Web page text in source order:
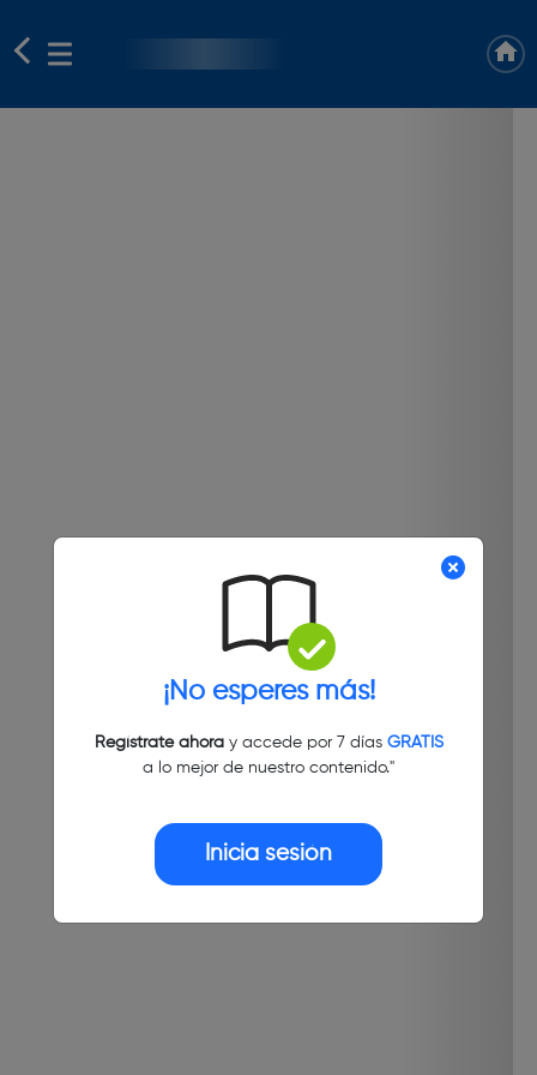
¡No esperes más!
Regístrate ahoray accede por 7 días GRATIS
a lo mejor de nuestro contenido."
Inicia sesión